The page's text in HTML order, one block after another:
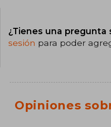
¿Tienes una pregunta
sesión para poder
Opiniones